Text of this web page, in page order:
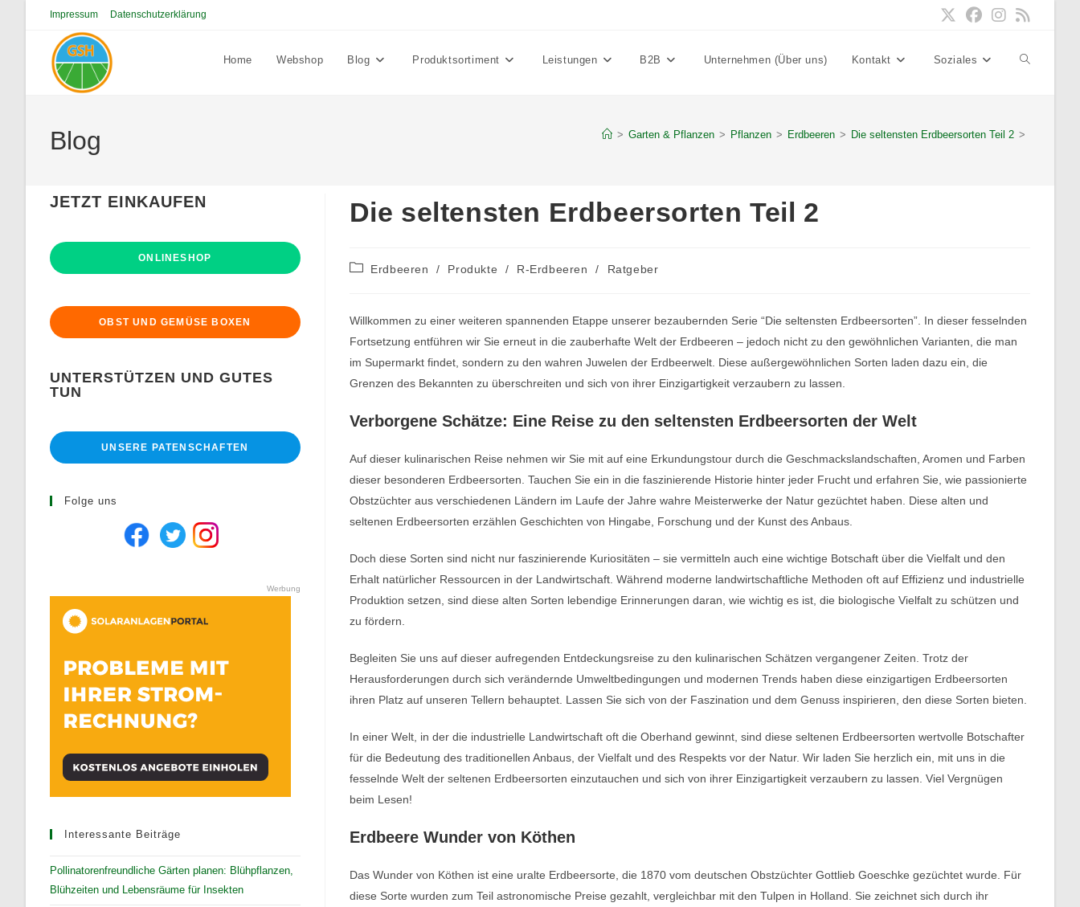
Impressum Datenschutzerklärung
Home Webshop Blog Produktsortiment Leistungen B2B Unternehmen (Über uns) Kontakt Soziales Website-
Blog > Garten & Pflanzen > Pflanzen > Erdbeeren > Die seltensten Erdbeersorten Teil 2 >
Die seltensten Erdbeersorten Teil 2
Beitrags-
Erdbeeren / Produkte / R-Erdbeeren / Ratgeber
Willkommen zu einer weiteren spannenden Etappe unserer bezaubernden Serie “Die seltensten Erdbeersorten”. In dieser fesselnden
Fortsetzung entführen wir Sie erneut in die zauberhafte Welt der Erdbeeren – jedoch nicht zu den gewöhnlichen Varianten, die man
im Supermarkt findet, sondern zu den wahren Juwelen der Erdbeerwelt. Diese außergewöhnlichen Sorten laden dazu ein, die
Grenzen des Bekannten zu überschreiten und sich von ihrer Einzigartigkeit verzaubern zu lassen.
Verborgene Schätze: Eine Reise zu den seltensten Erdbeersorten der Welt
Auf dieser kulinarischen Reise nehmen wir Sie mit auf eine Erkundungstour durch die Geschmackslandschaften, Aromen und Farben
dieser besonderen Erdbeersorten. Tauchen Sie ein in die faszinierende Historie hinter jeder Frucht und erfahren Sie, wie passionierte
Obstzüchter aus verschiedenen Ländern im Laufe der Jahre wahre Meisterwerke der Natur gezüchtet haben. Diese alten und
seltenen Erdbeersorten erzählen Geschichten von Hingabe, Forschung und der Kunst des Anbaus.
Doch diese Sorten sind nicht nur faszinierende Kuriositäten – sie vermitteln auch eine wichtige Botschaft über die Vielfalt und den
Erhalt natürlicher Ressourcen in der Landwirtschaft. Während moderne landwirtschaftliche Methoden oft auf Effizienz und industrielle
Produktion setzen, sind diese alten Sorten lebendige Erinnerungen daran, wie wichtig es ist, die biologische Vielfalt zu schützen und
zu fördern.
Begleiten Sie uns auf dieser aufregenden Entdeckungsreise zu den kulinarischen Schätzen vergangener Zeiten. Trotz der
Herausforderungen durch sich verändernde Umweltbedingungen und modernen Trends haben diese einzigartigen Erdbeersorten
ihren Platz auf unseren Tellern behauptet. Lassen Sie sich von der Faszination und dem Genuss inspirieren, den diese Sorten bieten.
In einer Welt, in der die industrielle Landwirtschaft oft die Oberhand gewinnt, sind diese seltenen Erdbeersorten wertvolle Botschafter
für die Bedeutung des traditionellen Anbaus, der Vielfalt und des Respekts vor der Natur. Wir laden Sie herzlich ein, mit uns in die
fesselnde Welt der seltenen Erdbeersorten einzutauchen und sich von ihrer Einzigartigkeit verzaubern zu lassen. Viel Vergnügen
beim Lesen!
Erdbeere Wunder von Köthen
Das Wunder von Köthen ist eine uralte Erdbeersorte, die 1870 vom deutschen Obstzüchter Gottlieb Goeschke gezüchtet wurde. Für
diese Sorte wurden zum Teil astronomische Preise gezahlt, vergleichbar mit den Tulpen in Holland. Sie zeichnet sich durch ihr
JETZT EINKAUFEN
ONLINESHOP
OBST UND GEMÜSE BOXEN
UNTERSTÜTZEN UND GUTES
TUN
UNSERE PATENSCHAFTEN
Folge uns
Werbung
Interessante Beiträge
Pollinatorenfreundliche Gärten planen: Blühpflanzen,
Blühzeiten und Lebensräume für Insekten